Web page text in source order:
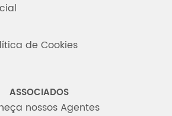
de Cookies
ASSOCIADOS
nossos Agentes